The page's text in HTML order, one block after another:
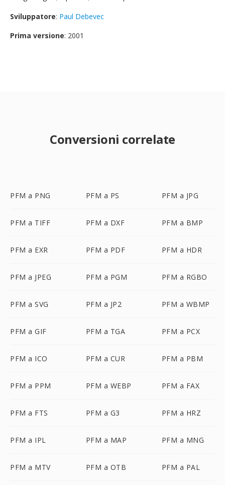
Sviluppatore: Paul Debevec
Prima versione: 2001
Conversioni correlate
PFM a PNG PFM a PS PFM a JPG
PFM a TIFF PFM a DXF PFM a BMP
PFM a EXR PFM a PDF PFM a HDR
PFM a JPEG PFM a PGM PFM a RGBO
PFM a SVG PFM a JP2 PFM a WBMP
PFM a GIF PFM a TGA PFM a PCX
PFM a ICO PFM a CUR PFM a PBM
PFM a PPM PFM a WEBP PFM a FAX
PFM a FTS PFM a G3 PFM a HRZ
PFM a IPL PFM a MAP PFM a MNG
PFM a MTV PFM a OTB PFM a PAL